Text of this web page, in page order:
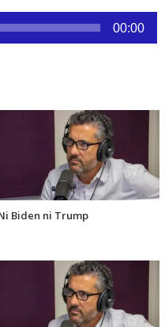
00:00
Biden ni Trump